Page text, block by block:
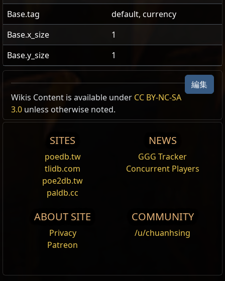
Base.tag
default, currency
Base.x_size
1
Base.y_size
1
相同物品 Recipe /1
報酬 あなたが提示
Note
氷晶のエッセ
氷のレッサーエッセ
US Realm Economy Wiki
24h volume
高貴なオーブ
氷のレ
ッサーエッセンス
編集
Wikis Content is available under CC BY-NC-SA
3.0 unless otherwise noted.
SITES
poedb.tw
tlidb.com
poe2db.tw
paldb.cc
NEWS
GGG Tracker
Concurrent Players
ABOUT SITE
Privacy
Patreon
COMMUNITY
/u/chuanhsing